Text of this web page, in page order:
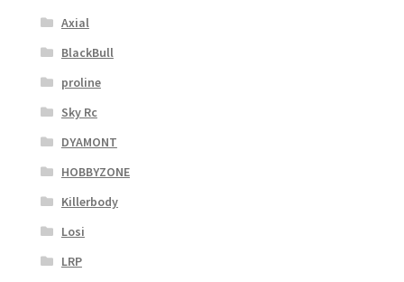
Axial
BlackBull
proline
Sky Rc
DYAMONT
HOBBYZONE
Killerbody
Losi
LRP